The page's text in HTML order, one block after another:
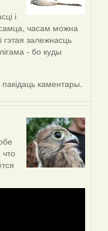
і
часам можна
залежнасць
- бо куды
пакідаць каментары.